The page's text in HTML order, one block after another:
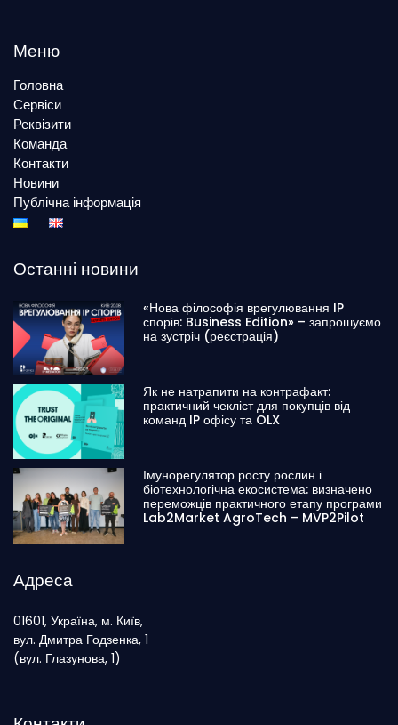
Меню
Головна
Сервіси
Реквізити
Команда
Контакти
Новини
Публічна інформація
Останні новини
«Нова філософія врегулювання IP
спорів: Business Edition» – запрошуємо
на зустріч (реєстрація)
Як не натрапити на контрафакт:
практичний чекліст для покупців від
команд IP офісу та OLX
Імунорегулятор росту рослин і
біотехнологічна екосистема: визначено
переможців практичного етапу програми
Lab2Market AgroTech – MVP2Pilot
Адреса
01601, Україна, м. Київ,
вул. Дмитра Годзенка, 1
(вул. Глазунова, 1)